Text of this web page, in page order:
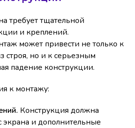
требует тщательной
и креплений.
может привести не только к
строя, но и к серьезным
падение конструкции.
к монтажу:
Конструкция должна
и дополнительные